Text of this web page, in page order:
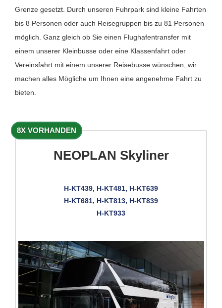
Grenze gesetzt. Durch unseren Fuhrpark sind kleine Fahrten
bis 8 Personen oder auch Reisegruppen bis zu 81 Personen
möglich. Ganz gleich ob Sie einen Flughafentransfer mit
einem unserer Kleinbusse oder eine Klassenfahrt oder
Vereinsfahrt mit einem unserer Reisebusse wünschen, wir
machen alles Mögliche um Ihnen eine angenehme Fahrt zu
bieten.
8X VORHANDEN
NEOPLAN Skyliner
H-KT439, H-KT481, H-KT639
H-KT681, H-KT813, H-KT839
H-KT933